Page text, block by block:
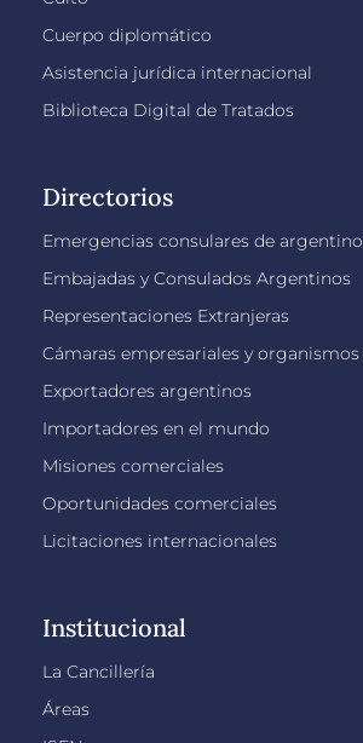
Cuerpo diplomático
Asistencia jurídica internacional
Biblioteca Digital de Tratados
Directorios
Emergencias consulares de
Embajadas y Consulados Argentinos
Representaciones Extranjeras
Cámaras empresariales y
Exportadores argentinos
Importadores en el mundo
Misiones comerciales
Oportunidades comerciales
Licitaciones internacionales
Institucional
La Cancillería
Áreas